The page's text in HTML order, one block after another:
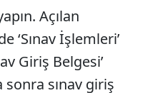
Açılan
‘Sınav İşlemleri’
Giriş Belgesi’
sonra sınav giriş